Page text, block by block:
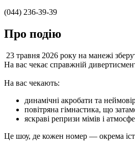
(044) 236-39-39
Про подію
23 травня 2026 року на манежі
На вас чекає справжній
На вас чекають:
динамічні акробати та
повітряна гімнастика, що
яскраві репризи мімів і
Це шоу, де кожен номер — окрема